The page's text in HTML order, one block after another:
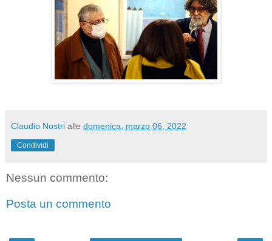
Claudio Nostri alle domenica, marzo 06, 2022
Condividi
Nessun commento:
Posta un commento